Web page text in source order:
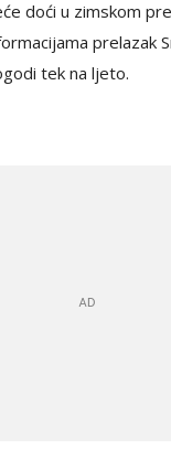
doći u zimskom
prelazak
tek na ljeto.